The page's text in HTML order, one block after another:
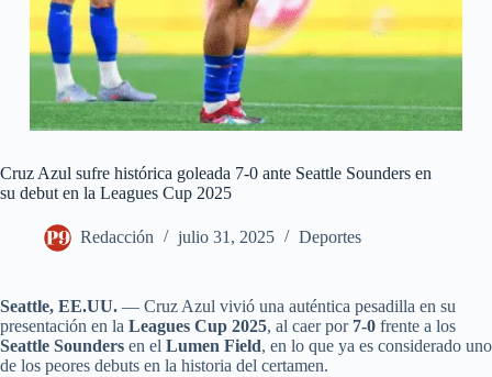
Cruz Azul sufre histórica goleada 7-0 ante Seattle Sounders en
su debut en la Leagues Cup 2025
Redacción julio 31, 2025 Deportes
Seattle, EE.UU. — Cruz Azul vivió una auténtica pesadilla en su
presentación en la Leagues Cup 2025, al caer por 7-0 frente a los
Seattle Sounders en el Lumen Field, en lo que ya es considerado uno
de los peores debuts en la historia del certamen.